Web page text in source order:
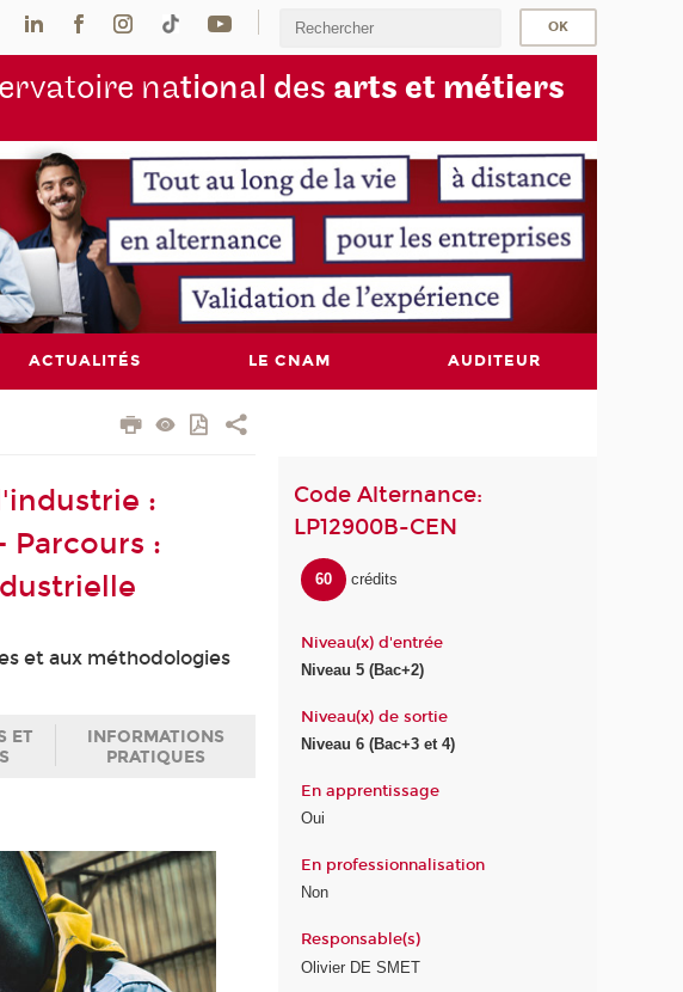
national des arts et métiers
ACTUALITÉS LE CNAM AUDITEUR
:
:
et aux méthodologies
ET
INFORMATIONS
PRATIQUES
Code Alternance:
LP12900B-CEN
60 crédits
Niveau(x) d'entrée
Niveau 5 (Bac+2)
Niveau(x) de sortie
Niveau 6 (Bac+3 et 4)
En apprentissage
Oui
En professionnalisation
Non
Responsable(s)
Olivier DE SMET